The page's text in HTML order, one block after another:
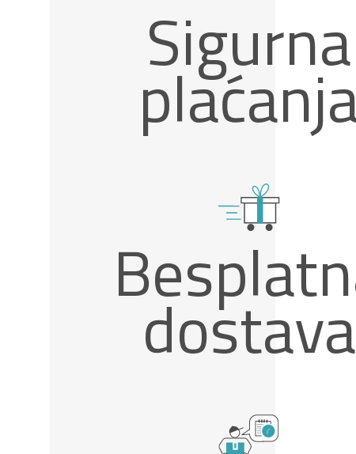
Sigurna
dostava